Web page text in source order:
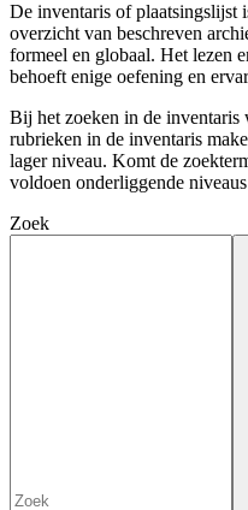
De inventaris of plaatsingslijst
overzicht van beschreven
formeel en globaal. Het lezen
behoeft enige oefening en
Bij het zoeken in de
rubrieken in de inventaris
lager niveau. Komt de
voldoen onderliggende
Zoek